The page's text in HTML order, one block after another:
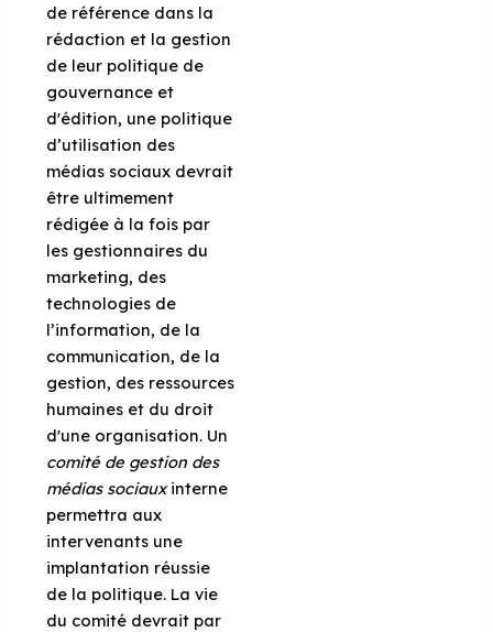
de référence dans la
rédaction et la gestion
de leur politique de
gouvernance et
d'édition, une politique
d’utilisation des
médias sociaux devrait
être ultimement
rédigée à la fois par
les gestionnaires du
marketing, des
technologies de
l’information, de la
communication, de la
gestion, des ressources
humaines et du droit
d'une organisation. Un
comité de gestion des
médias sociauxinterne
permettra aux
intervenants une
implantation réussie
de la politique. La vie
du comité devrait par